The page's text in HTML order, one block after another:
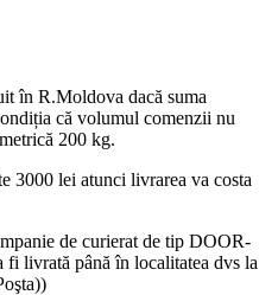
în R.Moldova dacă suma
că volumul comenzii nu
200 kg.
3000 lei atunci livrarea va costa
de curierat de tip DOOR-
livrată până în localitatea dvs la